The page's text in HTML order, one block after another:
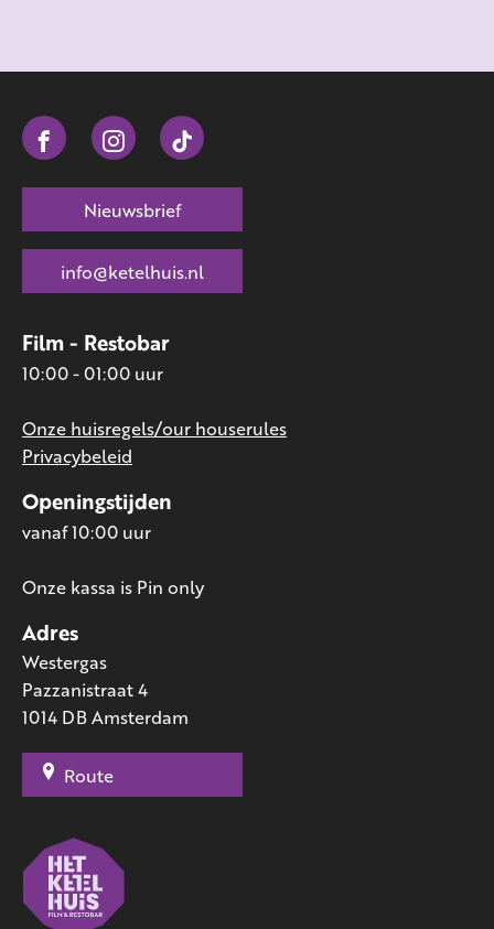
Adres
Westergas
Pazzanistraat 4
1014 DB Amsterdam
Route
Openingstijden
vanaf 10:00 uur
Onze kassa is Pin only
Film - Restobar
10:00 - 01:00 uur
Onze huisregels/our houserules
Privacybeleid
Nieuwsbrief
info@ketelhuis.nl